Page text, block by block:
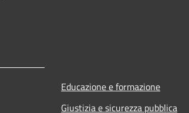
Educazione e formazione
Giustizia e sicurezza pubblica